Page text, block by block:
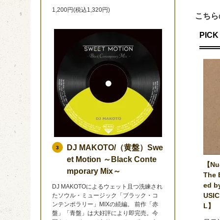
こち
【
The
ed
L】
1,200円(税込1,320円)
3
DJ MAKOTO/（黄盤）Swe
et Motion ～Black Conte
mporary Mix～
DJ MAKOTOによるウェット且つ洗練され
たソウル・ミュージック「ブラック・コ
ンテンポラリー」MIXの続編。 前作「赤
盤」「青盤」は大好評により即完売。今